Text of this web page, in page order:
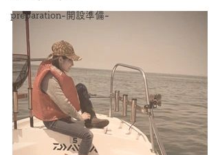
preparation-開設準備-